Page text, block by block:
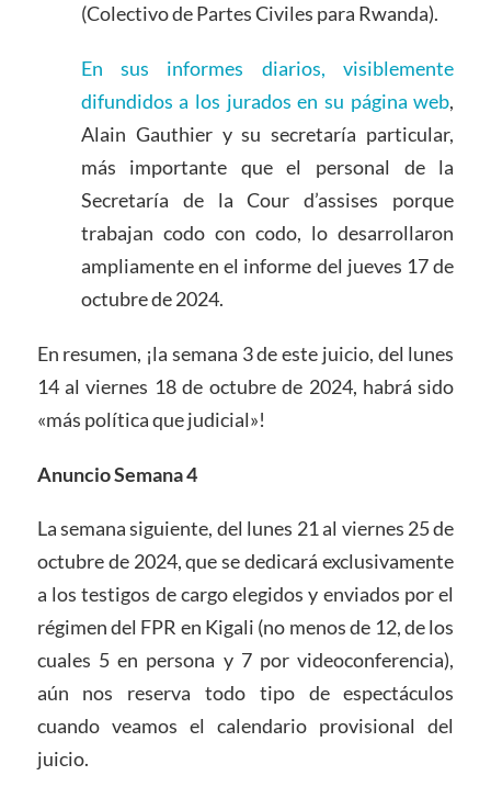
(Colectivo de Partes Civiles para Rwanda).
En sus informes diarios, visiblemente
difundidos a los jurados en su página web,
Alain Gauthier y su secretaría particular,
más importante que el personal de la
Secretaría de la Cour d’assises porque
trabajan codo con codo, lo desarrollaron
ampliamente en el informe del jueves 17 de
octubre de 2024.
En resumen, ¡la semana 3 de este juicio, del lunes
14 al viernes 18 de octubre de 2024, habrá sido
«más política que judicial»!
Anuncio Semana 4
La semana siguiente, del lunes 21 al viernes 25 de
octubre de 2024, que se dedicará exclusivamente
a los testigos de cargo elegidos y enviados por el
régimen del FPR en Kigali (no menos de 12, de los
cuales 5 en persona y 7 por videoconferencia),
aún nos reserva todo tipo de espectáculos
cuando veamos el calendario provisional del
juicio.